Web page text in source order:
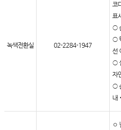
녹색전환실 02-2284-1947
코
표
○
○
선
○
자
○
내
◦